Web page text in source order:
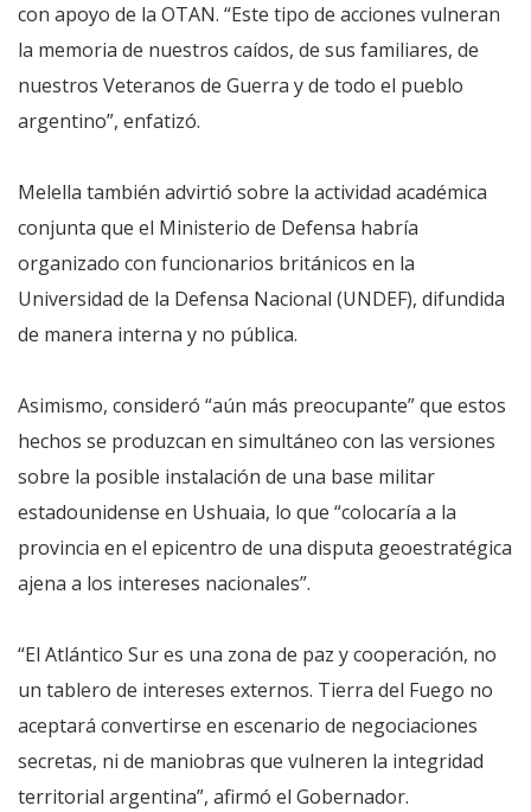
con apoyo de la OTAN. “Este tipo de acciones vulneran
la memoria de nuestros caídos, de sus familiares, de
nuestros Veteranos de Guerra y de todo el pueblo
argentino”, enfatizó.
Melella también advirtió sobre la actividad académica
conjunta que el Ministerio de Defensa habría
organizado con funcionarios británicos en la
Universidad de la Defensa Nacional (UNDEF), difundida
de manera interna y no pública.
Asimismo, consideró “aún más preocupante” que estos
hechos se produzcan en simultáneo con las versiones
sobre la posible instalación de una base militar
estadounidense en Ushuaia, lo que “colocaría a la
provincia en el epicentro de una disputa geoestratégica
ajena a los intereses nacionales”.
“El Atlántico Sur es una zona de paz y cooperación, no
un tablero de intereses externos. Tierra del Fuego no
aceptará convertirse en escenario de negociaciones
secretas, ni de maniobras que vulneren la integridad
territorial argentina”, afirmó el Gobernador.